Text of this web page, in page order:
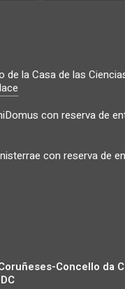
de la Casa de las
con reserva de
con reserva de
Concello da